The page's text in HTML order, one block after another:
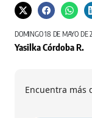
DOMINGO 18 DE MAYO DE
Yasilka Córdoba R.
Encuentra más